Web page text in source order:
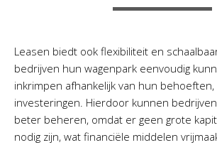
Leasen biedt ook flexibiliteit en
bedrijven hun wagenpark eenvoudig
inkrimpen afhankelijk van hun
investeringen. Hierdoor kunnen
beter beheren, omdat er geen grote
nodig zijn, wat financiële middelen